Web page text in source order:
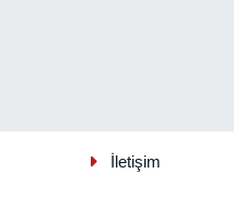
İletişim